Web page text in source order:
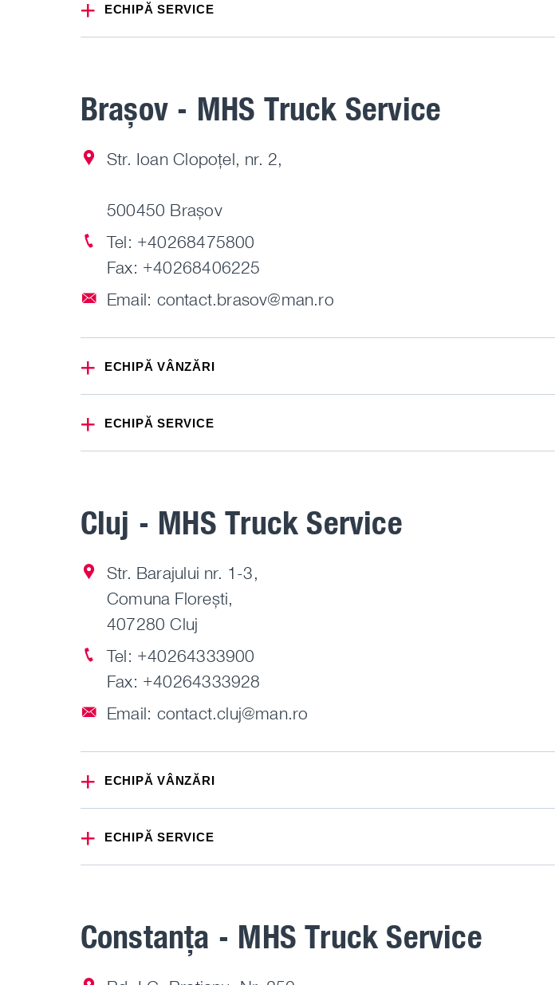
ECHIPĂ SERVICE
Brașov - MHS Truck Service
Str. Ioan Clopoțel, nr. 2,
500450 Brașov
Tel: +40268475800
Fax: +40268406225
Email: contact.brasov@man.ro
ECHIPĂ VÂNZĂRI
ECHIPĂ SERVICE
Cluj - MHS Truck Service
Str. Barajului nr. 1-3,
Comuna Florești,
407280 Cluj
Tel: +40264333900
Fax: +40264333928
Email: contact.cluj@man.ro
ECHIPĂ VÂNZĂRI
ECHIPĂ SERVICE
Constanța - MHS Truck Service